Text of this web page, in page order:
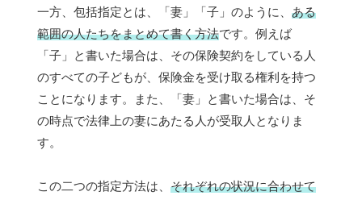
一方、包括指定とは、「妻」「子」のように、 ある
範囲の人たちをまとめて書く方法です。例えば
「子」と書いた場合は、その保険契約をしている人
のすべての子どもが、保険金を受け取る権利を持つ
ことになります。また、「妻」と書いた場合は、そ
の時点で法律上の妻にあたる人が受取人となりま
す。
この二つの指定方法は、 それぞれの状況に合わせて